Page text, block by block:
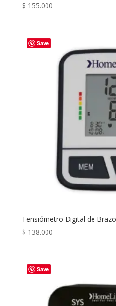
$ 155.000
Save
Tensiómetro Digital de
$ 138.000
Save